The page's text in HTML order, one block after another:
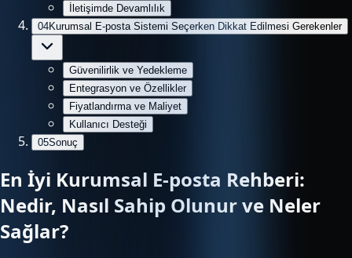
İletişimde Devamlılık
04Kurumsal E-posta Sistemi Seçerken Dikkat Edilmesi Gerekenler
Güvenilirlik ve Yedekleme
Entegrasyon ve Özellikler
Fiyatlandırma ve Maliyet
Kullanıcı Desteği
05Sonuç
En İyi Kurumsal E-posta Rehberi:
Nedir, Nasıl Sahip Olunur ve Neler
Sağlar?